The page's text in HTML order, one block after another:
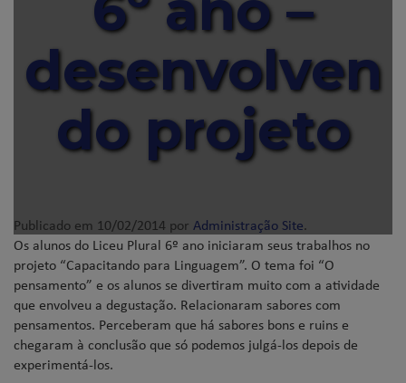
desenvolven
do projeto
Publicado em 10/02/2014 por Administração Site.
Os alunos do Liceu Plural 6º ano iniciaram seus trabalhos no
projeto “Capacitando para Linguagem”. O tema foi “O
pensamento” e os alunos se divertiram muito com a atividade
que envolveu a degustação. Relacionaram sabores com
pensamentos. Perceberam que há sabores bons e ruins e
chegaram à conclusão que só podemos julgá-los depois de
experimentá-los.